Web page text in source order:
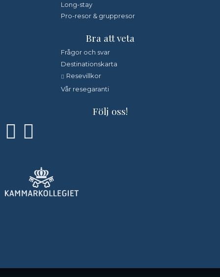
Long-stay
Pro-resor & gruppresor
Bra att veta
Frågor och svar
Destinationskarta
Resevillkor
Vår resegaranti
Följ oss!